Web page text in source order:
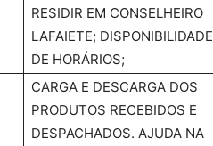
RESIDIR EM CONSELHEIRO
LAFAIETE; DISPONIBILIDADE
DE HORÁRIOS;
CARGA E DESCARGA DOS
PRODUTOS RECEBIDOS E
DESPACHADOS. AJUDA NA